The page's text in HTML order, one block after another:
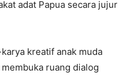
adat Papua secara jujur
kreatif anak muda
ruang dialog